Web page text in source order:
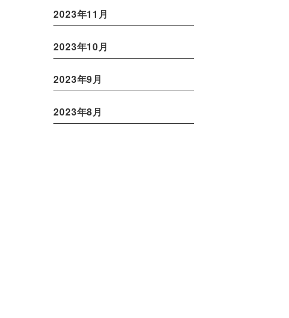
2023年11月
2023年10月
2023年9月
2023年8月